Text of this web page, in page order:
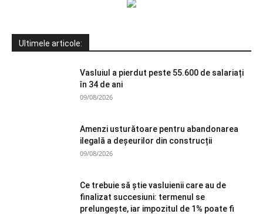
Ultimele articole:
Vasluiul a pierdut peste 55.600 de salariați
în 34 de ani
09/08/2026
Amenzi usturătoare pentru abandonarea
ilegală a deșeurilor din construcții
09/08/2026
Ce trebuie să știe vasluienii care au de
finalizat succesiuni: termenul se
prelungește, iar impozitul de 1% poate fi